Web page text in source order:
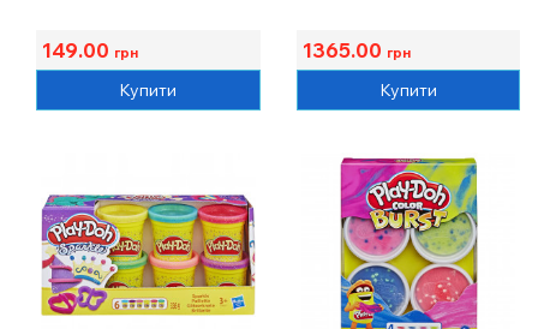
149.00 грн
Купити
1365.00 грн
Купити